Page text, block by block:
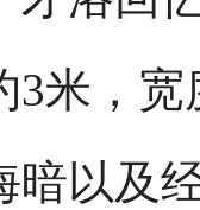
3米，
暗以及